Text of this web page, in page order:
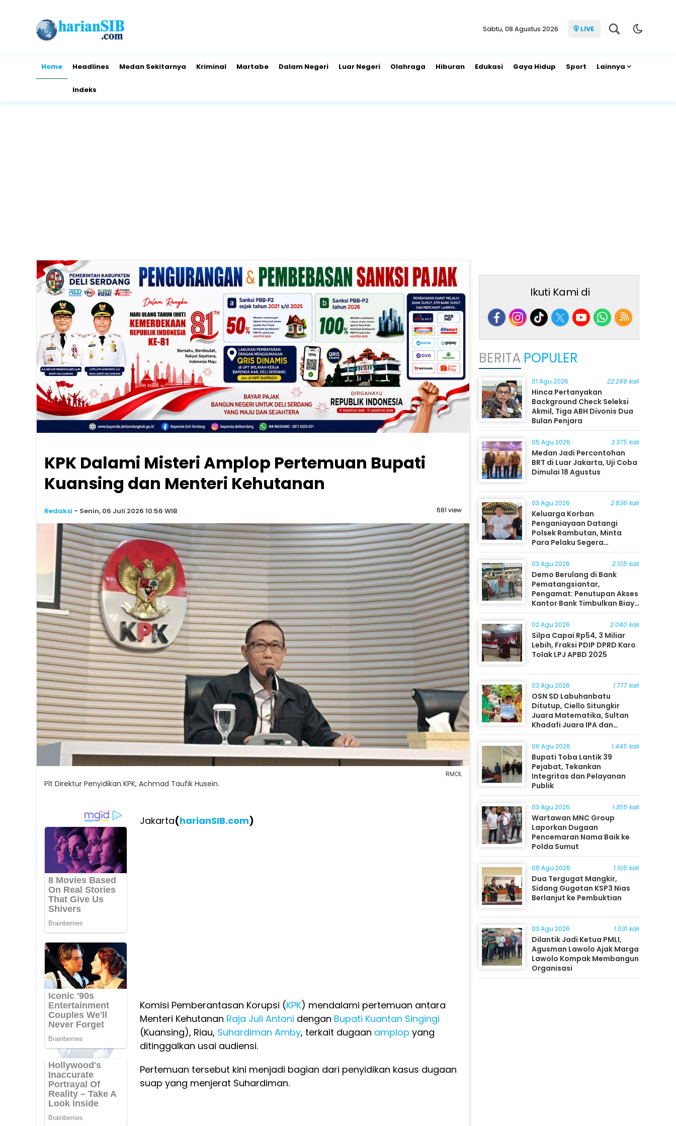
Sabtu, 08 Agustus 2026 LIVE
Home Headlines Medan Sekitarnya Kriminal Martabe Dalam Negeri Luar Negeri Olahraga Hiburan Edukasi Gaya Hidup Sport Lainnya
Indeks
KPK Dalami Misteri Amplop Pertemuan Bupati
Kuansing dan Menteri Kehutanan
Redaksi - Senin, 06 Juli 2026 10:56 WIB 681 view
RMOL
Plt Direktur Penyidikan KPK, Achmad Taufik Husein.
Jakarta(harianSIB.com)
Komisi Pemberantasan Korupsi (KPK) mendalami pertemuan antara
Menteri Kehutanan Raja Juli Antoni dengan Bupati Kuantan Singingi
(Kuansing), Riau, Suhardiman Amby, terkait dugaan amplop yang
ditinggalkan usai audiensi.
Pertemuan tersebut kini menjadi bagian dari penyidikan kasus dugaan
suap yang menjerat Suhardiman.
Ikuti Kami di
BERITA POPULER
01 Agu 2026 22.299 kali
Hinca Pertanyakan
Background Check Seleksi
Akmil, Tiga ABH Divonis Dua
Bulan Penjara
05 Agu 2026 3.375 kali
Medan Jadi Percontohan
BRT di Luar Jakarta, Uji Coba
Dimulai 18 Agustus
03 Agu 2026 2.836 kali
Keluarga Korban
Penganiayaan Datangi
Polsek Rambutan, Minta
Para Pelaku Segera
Ditangkap
03 Agu 2026 2.105 kali
Demo Berulang di Bank
Pematangsiantar,
Pengamat: Penutupan Akses
Kantor Bank Timbulkan Biaya
Ekonomi bagi Masyarakat
02 Agu 2026 2.040 kali
Silpa Capai Rp54, 3 Miliar
Lebih, Fraksi PDIP DPRD Karo
Tolak LPJ APBD 2025
03 Agu 2026 1.777 kali
OSN SD Labuhanbatu
Ditutup, Ciello Situngkir
Juara Matematika, Sultan
Khadafi Juara IPA dan
Timothy Rangkuti Juara IPS
06 Agu 2026 1.445 kali
Bupati Toba Lantik 39
Pejabat, Tekankan
Integritas dan Pelayanan
Publik
03 Agu 2026 1.355 kali
Wartawan MNC Group
Laporkan Dugaan
Pencemaran Nama Baik ke
Polda Sumut
06 Agu 2026 1.105 kali
Dua Tergugat Mangkir,
Sidang Gugatan KSP3 Nias
Berlanjut ke Pembuktian
03 Agu 2026 1.031 kali
Dilantik Jadi Ketua PMLI,
Agusman Lawolo Ajak Marga
Lawolo Kompak Membangun
Organisasi